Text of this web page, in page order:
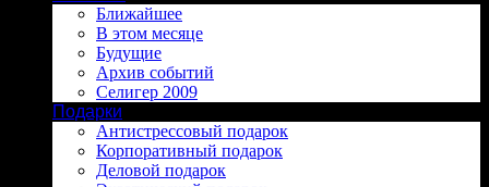
Ближайшее
В этом месяце
Будущие
Архив событий
Селигер 2009
Подарки
Антистрессовый подарок
Корпоративный подарок
Деловой подарок